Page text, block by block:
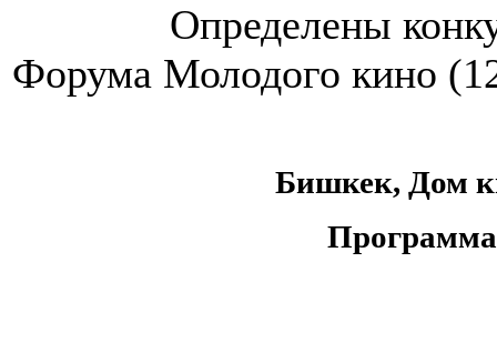
Определены
Форума Молодого кино
Бишкек, Дом